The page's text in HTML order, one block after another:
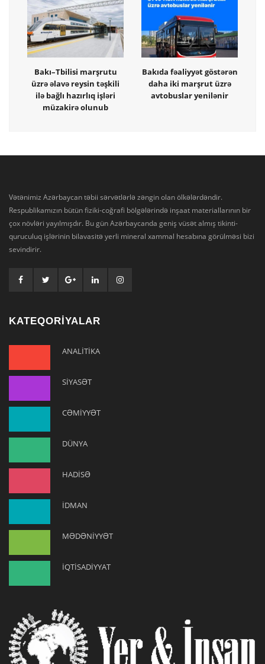
Bakı–Tbilisi marşrutu
üzrə əlavə reysin təşkili
ilə bağlı hazırlıq işləri
müzakirə olunub
Bakıda fəaliyyət göstərən
daha iki marşrut üzrə
avtobuslar yenilənir
Vətənimiz Azərbaycan təbii sərvətlərlə zəngin olan ölkələrdəndir.
Respublikamızın bütün fiziki-coğrafi bölgələrində inşaat materiallarının bir
çox növləri yayılmışdır. Bu gün Azərbaycanda geniş vüsət almış tikinti-
quruculuq işlərinin bilavasitə yerli mineral xammal hesabına görülməsi bizi
sevindirir.
KATEQORİYALAR
ANALİTİKA
SİYASƏT
CƏMİYYƏT
DÜNYA
HADİSƏ
İDMAN
MƏDƏNİYYƏT
İQTİSADİYYAT